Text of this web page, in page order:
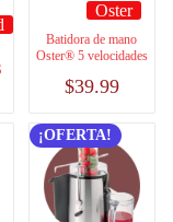
Oster
Batidora de mano
Oster® 5 velocidades
$39.99
¡OFERTA!